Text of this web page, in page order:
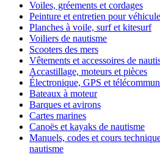
Voiles, gréements et cordages
Peinture et entretien pour
Planches à voile, surf et kitesurf
Voiliers de nautisme
Scooters des mers
Vêtements et accessoires de
Accastillage, moteurs et pièces
Électronique, GPS et
Bateaux à moteur
Barques et avirons
Cartes marines
Canoës et kayaks de nautisme
Manuels, codes et cours
nautisme